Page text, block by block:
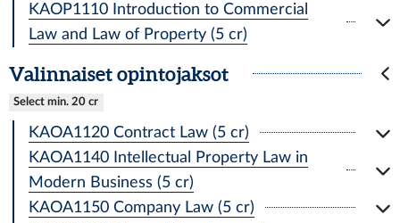
KAOP1110 Introduction to Commercial
Law and Law of Property (5 cr)
Valinnaiset opintojaksot
Select min. 20 cr
KAOA1120 Contract Law (5 cr)
KAOA1140 Intellectual Property Law in
Modern Business (5 cr)
KAOA1150 Company Law (5 cr)